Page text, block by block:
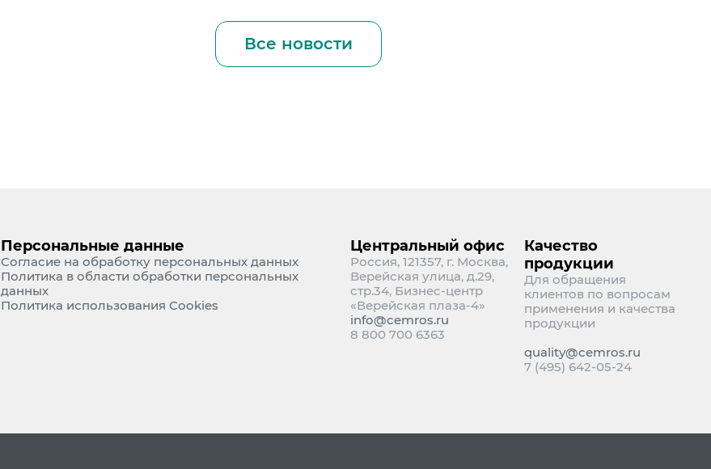
Все новости
Персональные данные
Согласие на обработку персональных данных
Политика в области обработки персональных
данных
Политика использования Cookies
Центральный офис
Россия, 121357, г. Москва,
Верейская улица, д.29,
стр.34, Бизнес-центр
«Верейская плаза-4»
info@cemros.ru
8 800 700 6363
Качество
продукции
Для обращения
клиентов по вопросам
применения и качества
продукции
quality@cemros.ru
7 (495) 642-05-24